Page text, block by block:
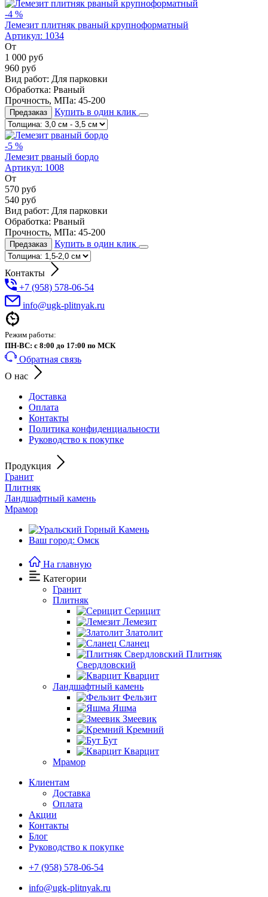
-4 %
Лемезит плитняк рваный крупноформатный
Артикул: 1034
От
1 000 руб
960 руб
Вид работ: Для парковки
Обработка: Рваный
Прочность, МПа: 45-200
Предзаказ Купить в один клик
-5 %
Лемезит рваный бордо
Артикул: 1008
От
570 руб
540 руб
Вид работ: Для парковки
Обработка: Рваный
Прочность, МПа: 45-200
Предзаказ Купить в один клик
Контакты
+7 (958) 578-06-54
info@ugk-plitnyak.ru
Режим работы:
ПН-ВС: с 8:00 до 17:00 по МСК
Обратная связь
О нас
Доставка
Оплата
Контакты
Политика конфиденциальности
Руководство к покупке
Продукция
Гранит
Плитняк
Ландшафтный камень
Мрамор
Ваш город: Омск
На главную
Категории
Гранит
Плитняк
Серицит
Лемезит
Златолит
Сланец
Плитняк
Свердловский
Кварцит
Ландшафтный камень
Фельзит
Яшма
Змеевик
Кремний
Бут
Кварцит
Мрамор
Клиентам
Доставка
Оплата
Акции
Контакты
Блог
Руководство к покупке
+7 (958) 578-06-54
info@ugk-plitnyak.ru